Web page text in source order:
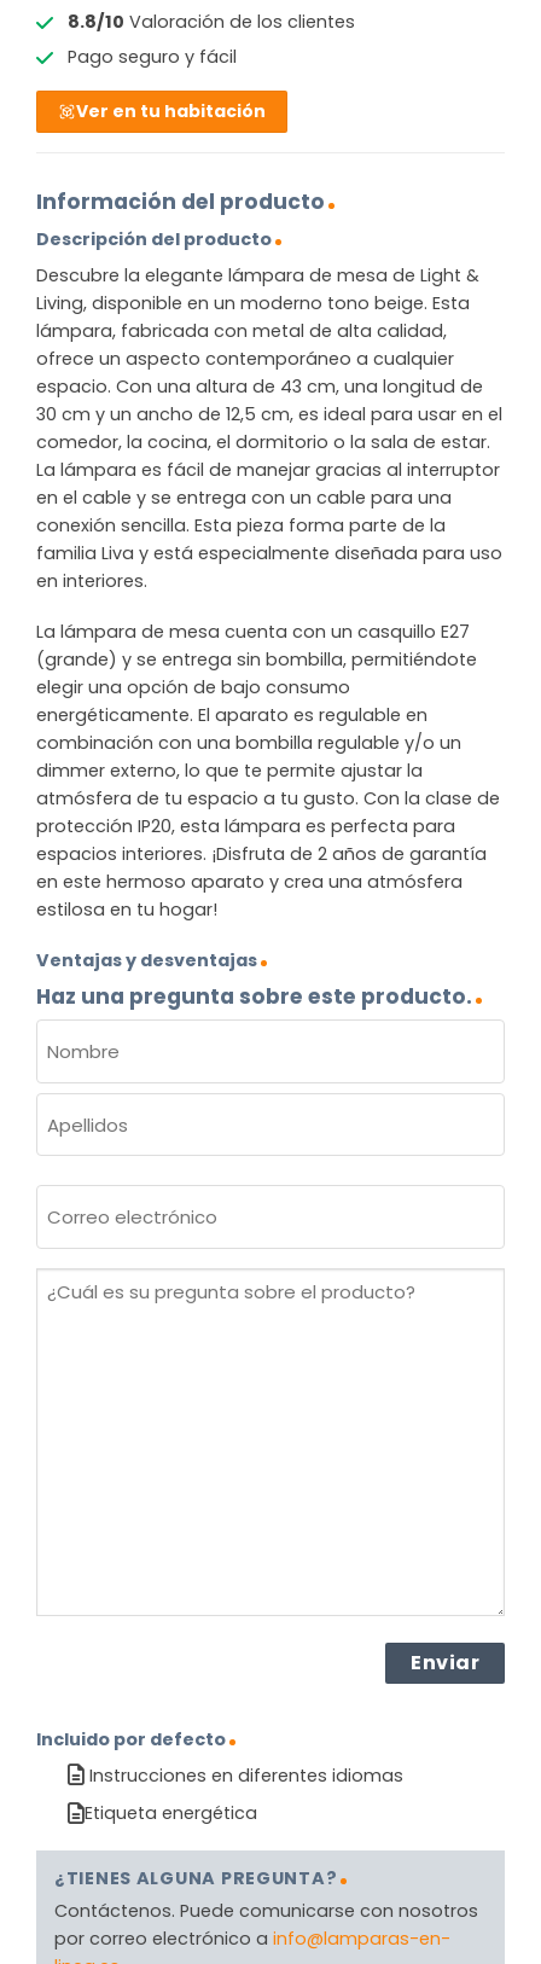
8.8/10 Valoración de los clientes
Pago seguro y fácil
Ver en tu habitación
Información del producto
Descripción del producto
Descubre la elegante lámpara de mesa de Light &
Living, disponible en un moderno tono beige. Esta
lámpara, fabricada con metal de alta calidad,
ofrece un aspecto contemporáneo a cualquier
espacio. Con una altura de 43 cm, una longitud de
30 cm y un ancho de 12,5 cm, es ideal para usar en el
comedor, la cocina, el dormitorio o la sala de estar.
La lámpara es fácil de manejar gracias al interruptor
en el cable y se entrega con un cable para una
conexión sencilla. Esta pieza forma parte de la
familia Liva y está especialmente diseñada para uso
en interiores.
La lámpara de mesa cuenta con un casquillo E27
(grande) y se entrega sin bombilla, permitiéndote
elegir una opción de bajo consumo
energéticamente. El aparato es regulable en
combinación con una bombilla regulable y/o un
dimmer externo, lo que te permite ajustar la
atmósfera de tu espacio a tu gusto. Con la clase de
protección IP20, esta lámpara es perfecta para
espacios interiores. ¡Disfruta de 2 años de garantía
en este hermoso aparato y crea una atmósfera
estilosa en tu hogar!
Ventajas y desventajas
Haz una pregunta sobre este producto.
(OBLIGATORIO)
Nombre
electrónico
¿Cuál
Incluido por defecto
Instrucciones en diferentes idiomas
Etiqueta energética
¿TIENES ALGUNA PREGUNTA?
Contáctenos. Puede comunicarse con nosotros
por correo electrónico a info@lamparas-en-